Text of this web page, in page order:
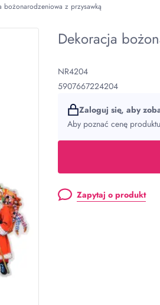
bożonarodzeniowa z przysawką
Dekoracja
NR4204
5907667224204
Zaloguj się, aby
Aby poznać cenę
Zapytaj o produkt